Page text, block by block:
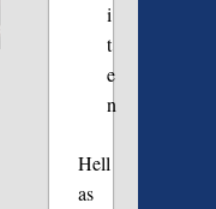
i
t
e
n
Hell
as